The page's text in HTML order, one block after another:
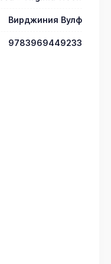
Вирджиния Вулф
9783969449233